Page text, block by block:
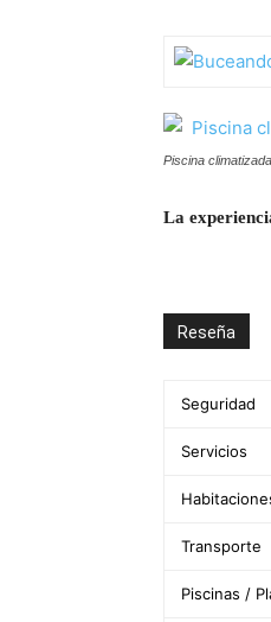
Piscina
La
Reseña
Seguridad
Servicios
Transporte
Piscinas /